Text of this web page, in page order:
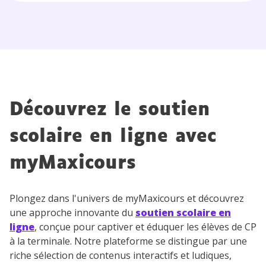
Découvrez le soutien
scolaire en ligne avec
myMaxicours
Plongez dans l'univers de myMaxicours et découvrez
une approche innovante du soutien scolaire en
ligne, conçue pour captiver et éduquer les élèves de CP
à la terminale. Notre plateforme se distingue par une
riche sélection de contenus interactifs et ludiques,